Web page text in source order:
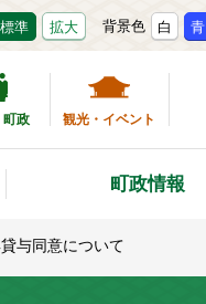
標準 拡大 背景色 白 青
町政 観光・イベント
町政情報
与同意について